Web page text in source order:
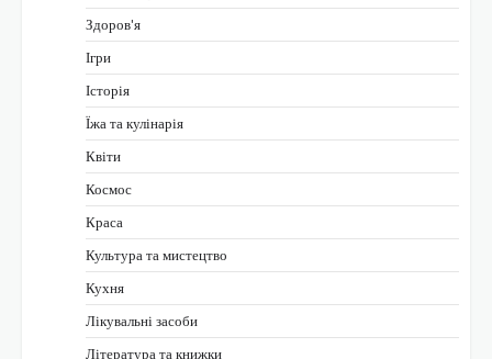
Здоров'я
Ігри
Історія
Їжа та кулінарія
Квіти
Космос
Краса
Культура та мистецтво
Кухня
Лікувальні засоби
Література та книжки